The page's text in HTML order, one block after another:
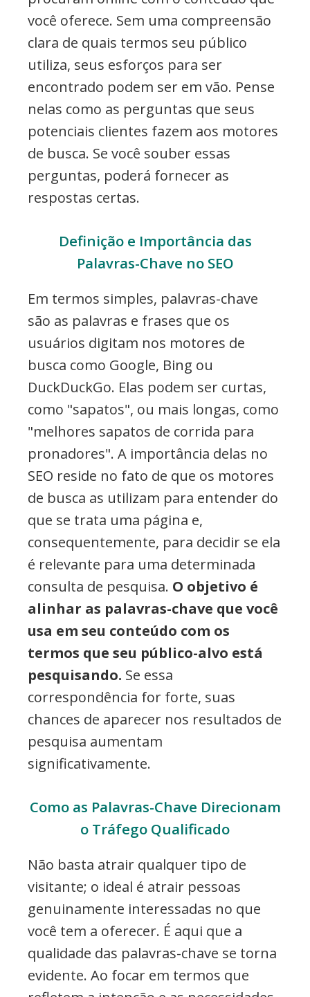
você oferece. Sem uma compreensão
clara de quais termos seu público
utiliza, seus esforços para ser
encontrado podem ser em vão. Pense
nelas como as perguntas que seus
potenciais clientes fazem aos motores
de busca. Se você souber essas
perguntas, poderá fornecer as
respostas certas.
Definição e Importância das
Palavras-Chave no SEO
Em termos simples, palavras-chave
são as palavras e frases que os
usuários digitam nos motores de
busca como Google, Bing ou
DuckDuckGo. Elas podem ser curtas,
como "sapatos", ou mais longas, como
"melhores sapatos de corrida para
pronadores". A importância delas no
SEO reside no fato de que os motores
de busca as utilizam para entender do
que se trata uma página e,
consequentemente, para decidir se ela
é relevante para uma determinada
consulta de pesquisa. O objetivo é
alinhar as palavras-chave que você
usa em seu conteúdo com os
termos que seu público-alvo está
pesquisando. Se essa
correspondência for forte, suas
chances de aparecer nos resultados de
pesquisa aumentam
significativamente.
Como as Palavras-Chave Direcionam
o Tráfego Qualificado
Não basta atrair qualquer tipo de
visitante; o ideal é atrair pessoas
genuinamente interessadas no que
você tem a oferecer. É aqui que a
qualidade das palavras-chave se torna
evidente. Ao focar em termos que